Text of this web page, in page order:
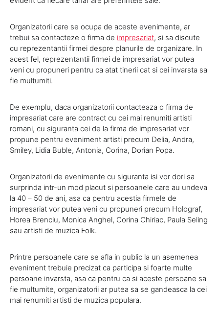
Organizatorii care se ocupa de aceste evenimente, ar
trebui sa contacteze o firma de impresariat, si sa discute
cu reprezentantii firmei despre planurile de organizare. In
acest fel, reprezentantii firmei de impresariat vor putea
veni cu propuneri pentru ca atat tinerii cat si cei invarsta sa
fie multumiti.
De exemplu, daca organizatorii contacteaza o firma de
impresariat care are contract cu cei mai renumiti artisti
romani, cu siguranta cei de la firma de impresariat vor
propune pentru eveniment artisti precum Delia, Andra,
Smiley, Lidia Buble, Antonia, Corina, Dorian Popa.
Organizatorii de evenimente cu siguranta isi vor dori sa
surprinda intr-un mod placut si persoanele care au undeva
la 40 – 50 de ani, asa ca pentru acestia firmele de
impresariat vor putea veni cu propuneri precum Holograf,
Horea Brenciu, Monica Anghel, Corina Chiriac, Paula Seling
sau artisti de muzica Folk.
Printre persoanele care se afla in public la un asemenea
eveniment trebuie precizat ca participa si foarte multe
persoane invarsta, asa ca pentru ca si aceste persoane sa
fie multumite, organizatorii ar putea sa se gandeasca la cei
mai renumiti artisti de muzica populara.